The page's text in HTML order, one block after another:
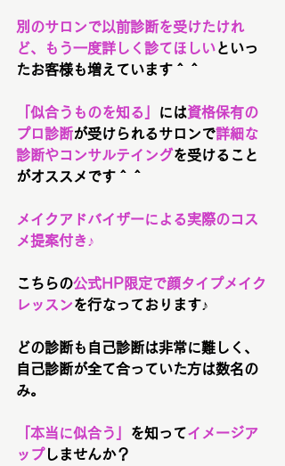
別のサロンで以前診断を受けたけれ
ど、もう一度詳しく診てほしいといっ
たお客様も増えています＾＾
「似合うものを知る」 には資格保有の
プロ診断が受けられるサロンで詳細な
診断やコンサルテイングを受けること
がオススメです＾＾
メイクアドバイザーによる実際のコス
メ提案付き♪
こちらの公式HP限定で顔タイプメイク
レッスンを行なっております♪
どの診断も自己診断は非常に難しく、
自己診断が全て合っていた方は数名の
み。
「本当に似合う」 を知ってイメージア
ップしませんか？